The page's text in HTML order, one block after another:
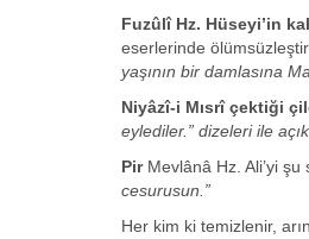
Fuzûlî Hz. Hüseyi’in
eserlerinde
yaşının bir damlasına
Niyâzî-i Mısrî çektiği
eylediler.” dizeleri ile
Pir Mevlânâ Hz. Ali’yi
cesurusun.”
Her kim ki temizlenir,